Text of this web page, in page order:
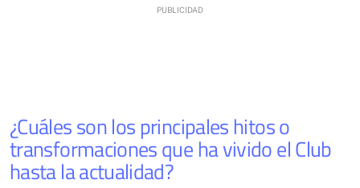
¿Cuáles son los principales hitos o
transformaciones que ha vivido el Club
hasta la actualidad?